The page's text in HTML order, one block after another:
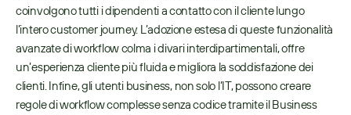
coinvolgono tutti i dipendenti a contatto con il cliente lungo
l’intero customer journey. L’adozione estesa di queste funzionalità
avanzate di workflow colma i divari interdipartimentali, offre
un’esperienza cliente più fluida e migliora la soddisfazione dei
clienti. Infine, gli utenti business, non solo l’IT, possono creare
regole di workflow complesse senza codice tramite il Business